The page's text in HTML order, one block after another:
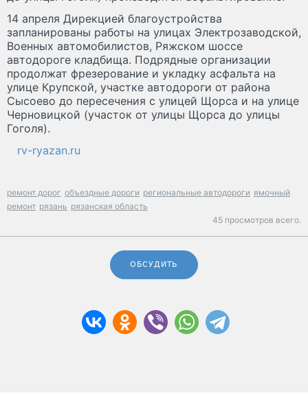
14 апреля Дирекцией благоустройства
запланированы работы на улицах Электрозаводской,
Военных автомобилистов, Ряжском шоссе
автодороге кладбища. Подрядные организации
продолжат фрезерование и укладку асфальта на
улице Крупской, участке автодороги от района
Сысоево до пересечения с улицей Щорса и на улице
Черновицкой (участок от улицы Щорса до улицы
Гоголя).
rv-ryazan.ru
ремонт дорог объездные дороги региональные автодороги ямочный
ремонт рязань рязанская область
45 просмотров всего.
ОБСУДИТЬ